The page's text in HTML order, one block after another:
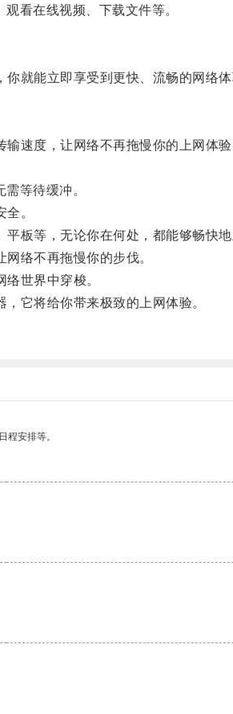
看在线视频、下载文件等。
就能立即享受到更快、流畅的网络体
速度，让网络不再拖慢你的上网体验
等待缓冲。
。
板等，无论你在何处，都能够畅快地
络不再拖慢你的步伐。
世界中穿梭。
它将给你带来极致的上网体验。
程安排等。